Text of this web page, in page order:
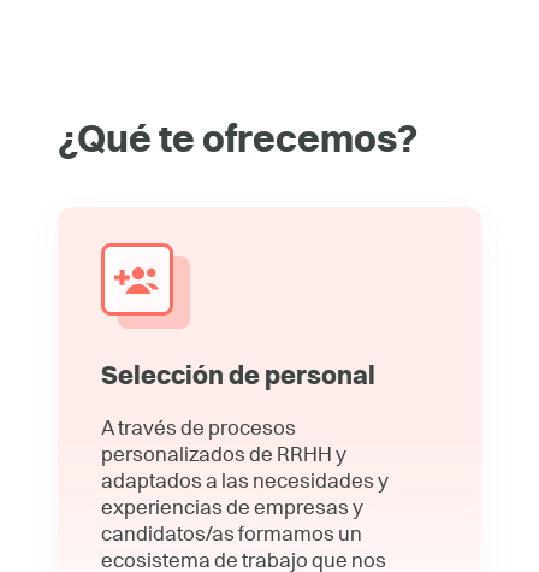
¿Qué te ofrecemos?
Selección de personal
A través de procesos
personalizados de RRHH y
adaptados a las necesidades y
experiencias de empresas y
candidatos/as formamos un
ecosistema de trabajo que nos